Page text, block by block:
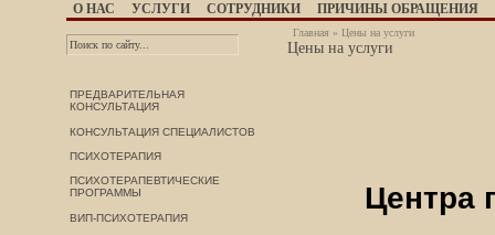
О НАС УСЛУГИ СОТРУДНИКИ ПРИЧИНЫ ОБРАЩЕНИЯ
ПРЕДВАРИТЕЛЬНАЯ
КОНСУЛЬТАЦИЯ
КОНСУЛЬТАЦИЯ СПЕЦИАЛИСТОВ
ПСИХОТЕРАПИЯ
ПСИХОТЕРАПЕВТИЧЕСКИЕ
ПРОГРАММЫ
ВИП-ПСИХОТЕРАПИЯ
Главная » Цены на услуги
Цены на услуги
Центра